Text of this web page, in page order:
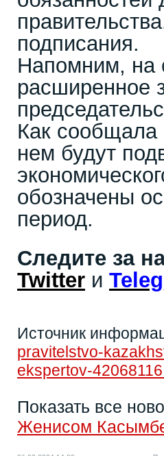
подписания.
Напомним, на
расширенное
Как сообщала
нем будут
обозначены
период.
Следите за
Twitter и
Источник
pravitelstvo-
ekspertov-
Показать все
Женисом